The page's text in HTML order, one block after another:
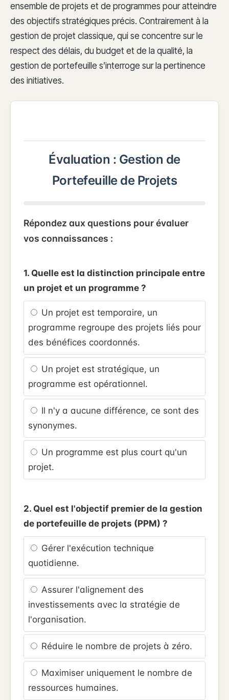
ensemble de projets et de programmes pour atteindre
des objectifs stratégiques précis. Contrairement à la
gestion de projet classique, qui se concentre sur le
respect des délais, du budget et de la qualité, la
gestion de portefeuille s’interroge sur la pertinence
des initiatives.
Évaluation : Gestion de
Portefeuille de Projets
Répondez aux questions pour évaluer
vos connaissances :
1. Quelle est la distinction principale entre
un projet et un programme ?
Un projet est temporaire, un
programme regroupe des projets liés pour
des bénéfices coordonnés.
Un projet est stratégique, un
programme est opérationnel.
Il n'y a aucune différence, ce sont des
synonymes.
Un programme est plus court qu'un
projet.
2. Quel est l'objectif premier de la gestion
de portefeuille de projets (PPM) ?
Gérer l'exécution technique
quotidienne.
Assurer l'alignement des
investissements avec la stratégie de
l'organisation.
Réduire le nombre de projets à zéro.
Maximiser uniquement le nombre de
ressources humaines.